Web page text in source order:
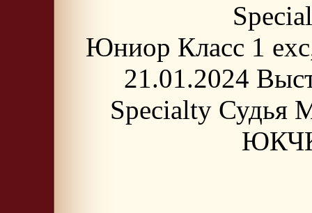
Юниор Класс 1
21.01.2024
Specialty Судья